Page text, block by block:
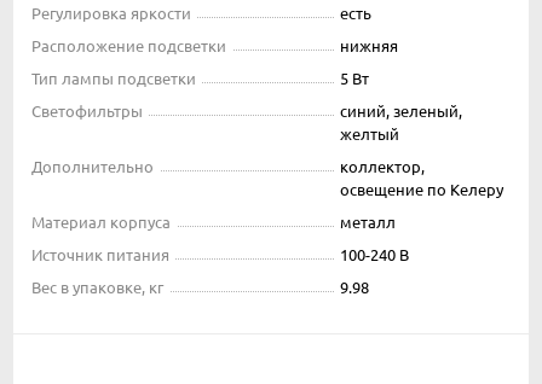
Регулировка яркости
есть
Расположение подсветки
нижняя
Тип лампы подсветки
5 Вт
Светофильтры
синий, зеленый,
желтый
Дополнительно
коллектор,
освещение по Келеру
Материал корпуса
металл
Источник питания
100-240 В
Вес в упаковке, кг
9.98